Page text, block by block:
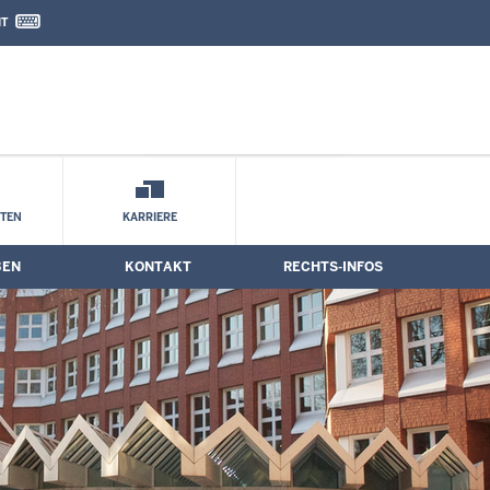
Kontaktformular
KARRIERE
KONTAKT RECHTS-INFOS